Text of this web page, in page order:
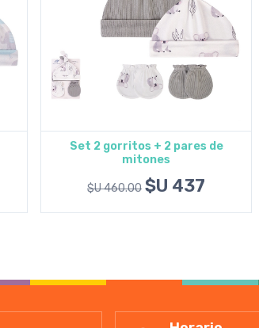
Agregar al carrito
Set 2 gorritos + 2 pares de
mitones
$U 460.00 $U 437